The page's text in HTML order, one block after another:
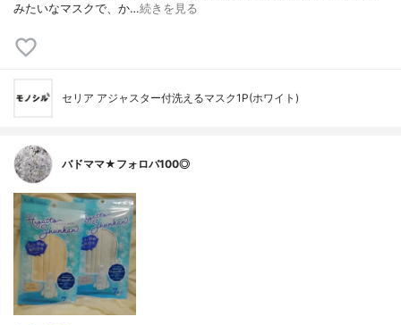
みたいなマスクで、か…続きを見る
セリア アジャスター付洗えるマスク1P(ホワイト)
バドママ★フォロバ100◎